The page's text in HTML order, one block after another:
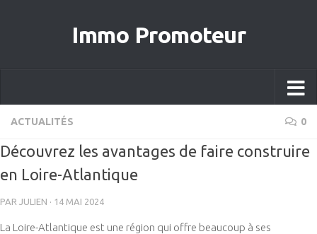
Immo Promoteur
ACTUALITÉS 0
Découvrez les avantages de faire construire
en Loire-Atlantique
PAR JULIEN · 14 MAI 2024
La Loire-Atlantique est une région qui offre beaucoup à ses